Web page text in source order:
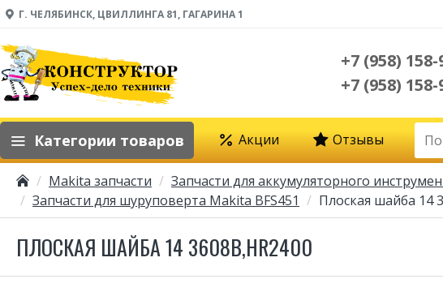
Г. ЧЕЛЯБИНСК, ЦВИЛЛИНГА 81, ГАГАРИНА 1
+7 (958) 158-
+7 (958)
Категории товаров Акции Отзывы
Makita запчасти Запчасти для аккумуляторного
Запчасти для шуруповерта Makita BFS451
Плоская шайба 14
ПЛОСКАЯ ШАЙБА 14 3608B,HR2400